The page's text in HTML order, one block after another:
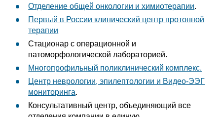
Отделение общей онкологии и химиотерапии.
Первый в России клинический центр протонной
терапии
Стационар с операционной и
патоморфологической лабораторией.
Многопрофильный поликлинический комплекс.
Центр неврологии, эпилептологии и Видео-ЭЭГ
мониторинга.
Консультативный центр, объединяющий все